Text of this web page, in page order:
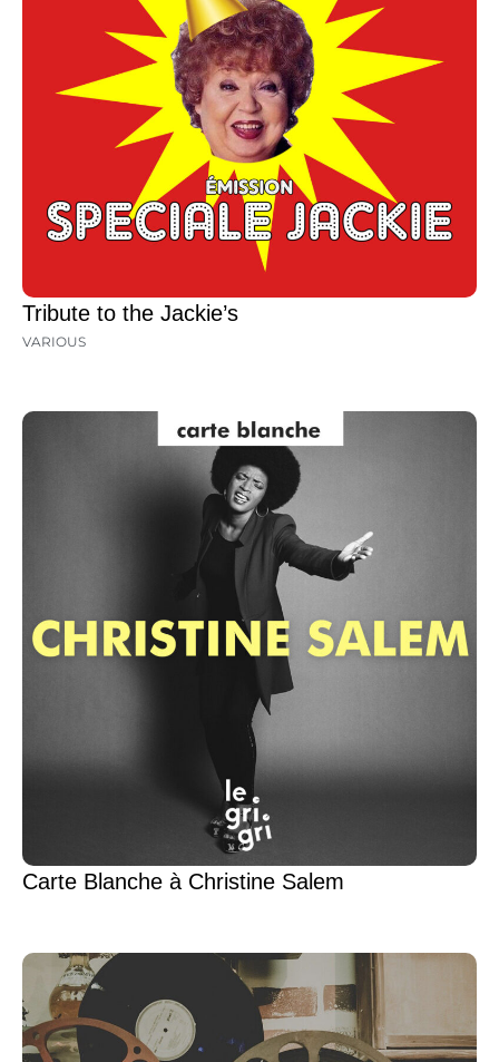
Tribute to the Jackie’s
VARIOUS
Carte Blanche à Christine Salem